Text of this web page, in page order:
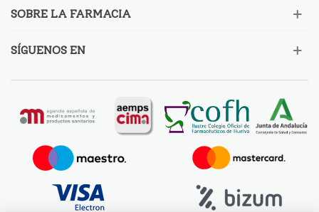
SOBRE LA FARMACIA
SÍGUENOS EN